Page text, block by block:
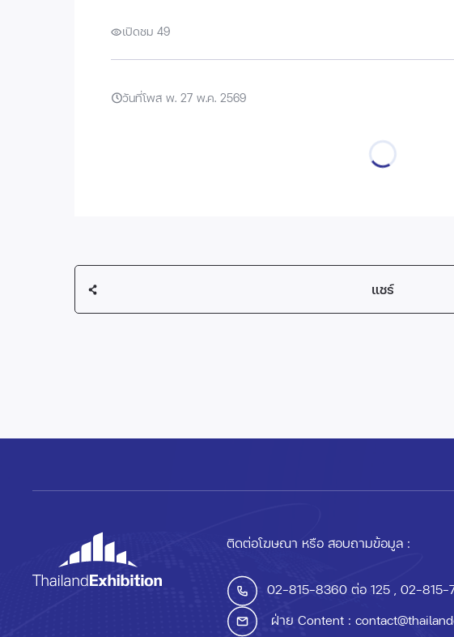
เปิดชม 49
วันที่โพส พ. 27 พ.ค. 2569
แชร์
ติดต่อโฆษณา หรือ สอบถามข้อมูล :
02-815-8360 ต่อ 125 , 02-815-
ฝ่าย Content :